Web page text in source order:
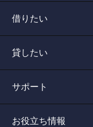
借りたい
貸したい
サポート
お役立ち情報